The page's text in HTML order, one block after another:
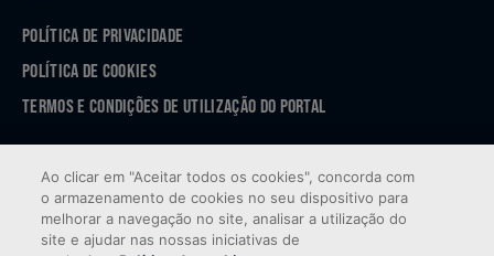
POLÍTICA DE PRIVACIDADE
POLÍTICA DE COOKIES
TERMOS E CONDIÇÕES DE UTILIZAÇÃO DO PORTAL
GOOGLE PLAY
Ao clicar em "Aceitar todos os cookies", concorda com
o armazenamento de cookies no seu dispositivo para
melhorar a navegação no site, analisar a utilização do
site e ajudar nas nossas iniciativas de